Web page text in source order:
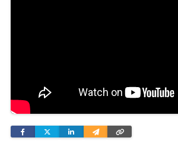
FacebookTwitterLinkedinWyślij
e-
Skopiuj
link